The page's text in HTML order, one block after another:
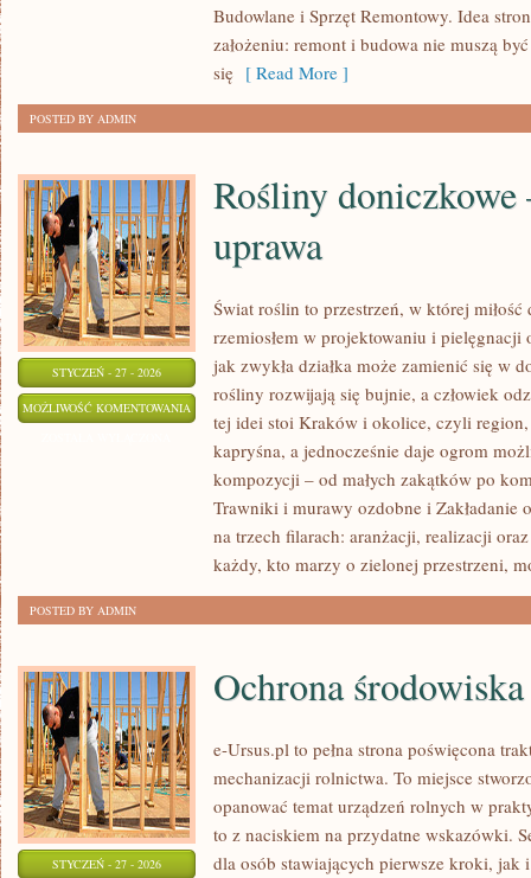
Budowlane i Sprzęt Remontowy. Idea
założeniu: remont i budowa nie muszą
się [ Read More ]
POSTED BY ADMIN
STYCZEŃ - 27 - 2026
MOŻLIWOŚĆ KOMENTOWANIA
DONICZKOWE
Rośliny
uprawa
Świat roślin to przestrzeń, w której
rzemiosłem w projektowaniu i
jak zwykła działka może zamienić się w
rośliny rozwijają się bujnie, a człowiek
tej idei stoi Kraków i okolice, czyli
kapryśna, a jednocześnie daje ogrom
kompozycji – od małych zakątków po
Trawniki i murawy ozdobne i Zakładanie
na trzech filarach: aranżacji, realizacji
każdy, kto marzy o zielonej przestrzeni,
POSTED BY ADMIN
STYCZEŃ - 27 - 2026
Ochrona
e-Ursus.pl to pełna strona poświęcona
mechanizacji rolnictwa. To miejsce
opanować temat urządzeń rolnych w
to z naciskiem na przydatne wskazówki.
dla osób stawiających pierwsze kroki,